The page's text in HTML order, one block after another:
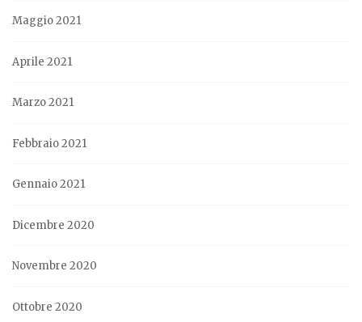
Maggio 2021
Aprile 2021
Marzo 2021
Febbraio 2021
Gennaio 2021
Dicembre 2020
Novembre 2020
Ottobre 2020